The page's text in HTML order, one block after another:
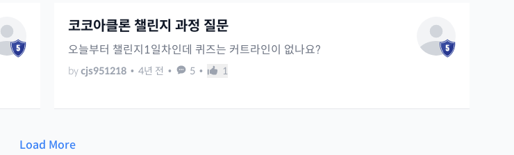
코코아클론 챌린지 과정 질문
오늘부터 챌린지1일차인데 퀴즈는 커트라인이 없나요?
bycjs951218 • 4년 전 • 5 • 1
Load More